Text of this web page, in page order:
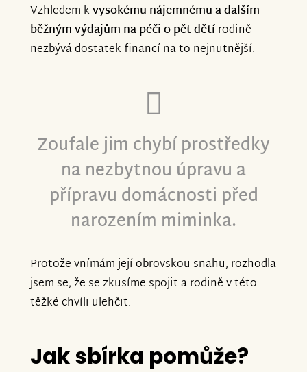
Vzhledem kvysokému nájemnémua dalším
běžným výdajům na péči o pět dětírodině
nezbývá dostatek financí na to nejnutnější.
Zoufale jim chybí prostředky
na nezbytnou úpravu a
přípravu domácnosti před
narozením miminka.
Protože vnímám její obrovskou snahu, rozhodla
jsem se, že se zkusíme spojit a rodině v této
těžké chvíli ulehčit.
Jak sbírka pomůže?